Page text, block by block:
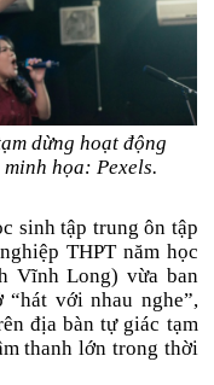
dừng hoạt động
họa: Pexels.
sinh tập trung ôn tập
THPT năm học
Vĩnh Long) vừa ban
với nhau nghe”,
địa bàn tự giác tạm
thanh lớn trong thời